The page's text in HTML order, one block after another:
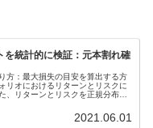
を統計的に検証：元本割れ確
方：最大損失の目安を算出する方
リオにおけるリターンとリスクに
、リターンとリスクを正規分布と
2021.06.01